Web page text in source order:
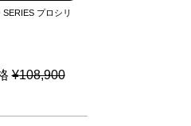
プロシリ
¥108,900